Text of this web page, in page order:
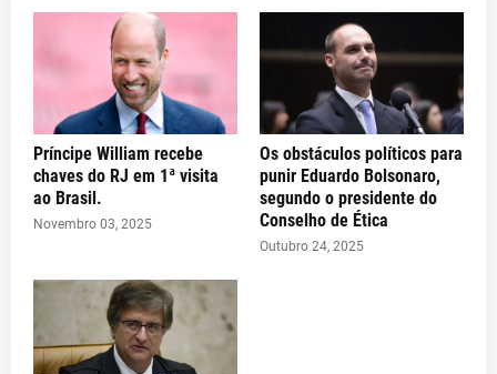
Príncipe William recebe
chaves do RJ em 1ª visita
ao Brasil.
Novembro 03, 2025
Os obstáculos políticos para
punir Eduardo Bolsonaro,
segundo o presidente do
Conselho de Ética
Outubro 24, 2025